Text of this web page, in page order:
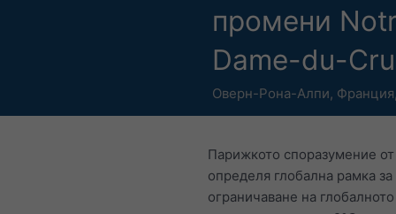
промени
Dame-du-
Оверн-Рона-Алпи, Франция
Парижкото споразумение от
определя глобална рамка за
ограничаване на